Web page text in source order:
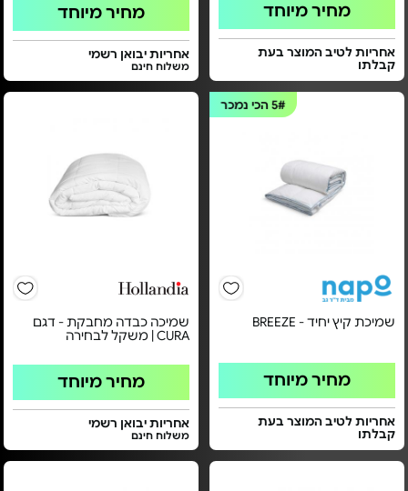
מחיר מיוחד
אחריות לטיב המוצר בעת
קבלתו
מחיר מיוחד
אחריות יבואן רשמי
משלוח חינם
5#הכי נמכר
שמיכת קיץ יחיד - BREEZE
מחיר מיוחד
אחריות לטיב המוצר בעת
קבלתו
שמיכה כבדה מחבקת - דגם
CURA | משקל לבחירה
מחיר מיוחד
אחריות יבואן רשמי
משלוח חינם